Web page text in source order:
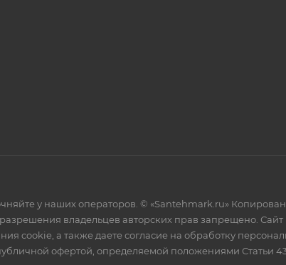
у наших операторов. © «Santehmark.ru»
владельцев авторских прав запрещено. Сайт
cookie, а также даете согласие на обработку
офертой, определяемой положениями Статьи